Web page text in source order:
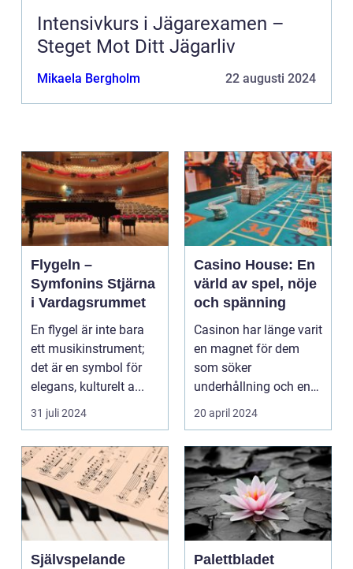
Intensivkurs i Jägarexamen –
Steget Mot Ditt Jägarliv
Mikaela Bergholm 22 augusti 2024
Flygeln –
Symfonins Stjärna
i Vardagsrummet
En flygel är inte bara
ett musikinstrument;
det är en symbol för
elegans, kulturelt a...
31 juli 2024
Casino House: En
värld av spel, nöje
och spänning
Casinon har länge varit
en magnet för dem
som söker
underhållning och en
chans ...
20 april 2024
Självspelande
Palettbladet